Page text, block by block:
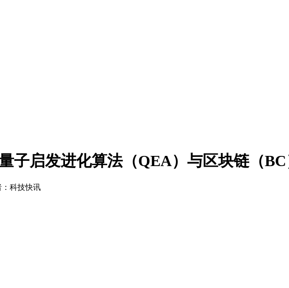
子启发进化算法（QEA）与区块链（
：科技快讯